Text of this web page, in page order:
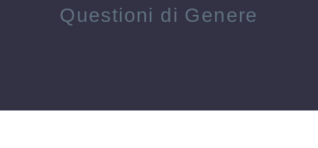
Questioni di Genere